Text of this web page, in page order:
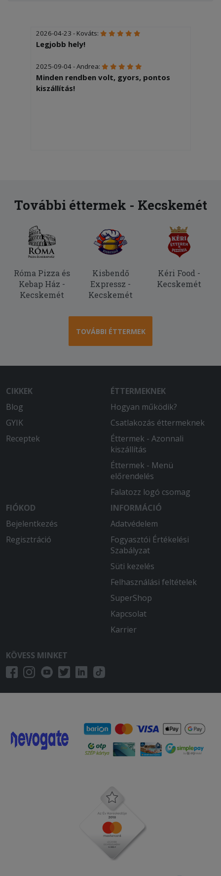
2026-04-23 - Kováts:
Legjobb hely!
2025-09-04 - Andrea:
Minden rendben volt, gyors, pontos
kiszállítás!
További éttermek - Kecskemét
Róma Pizza és
Kebap Ház -
Kecskemét
Kisbendő
Expressz -
Kecskemét
Kéri Food -
Kecskemét
TOVÁBBI ÉTTERMEK
CIKKEK
Blog
GYIK
Receptek
ÉTTERMEKNEK
Hogyan működik?
Csatlakozás éttermeknek
Éttermek - Azonnali
kiszállítás
Éttermek - Menü
előrendelés
Falatozz logó csomag
FIÓKOD
Bejelentkezés
Regisztráció
INFORMÁCIÓ
Adatvédelem
Fogyasztói Értékelési
Szabályzat
Süti kezelés
Felhasználási feltételek
SuperShop
Kapcsolat
Karrier
KÖVESS MINKET